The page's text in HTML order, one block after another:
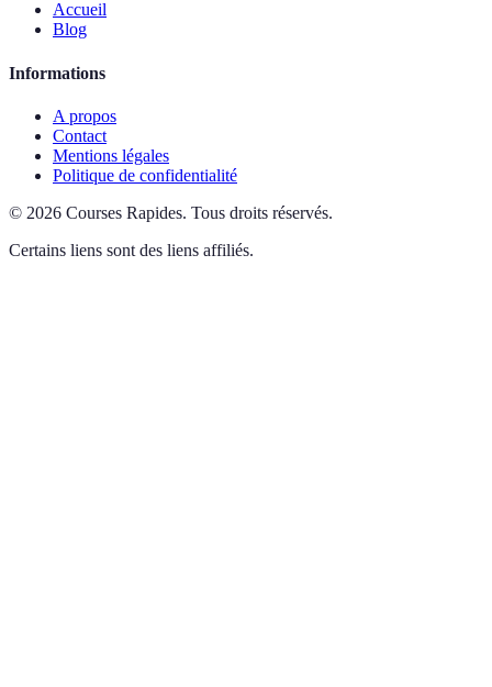
Accueil
Blog
Informations
A propos
Contact
Mentions légales
Politique de confidentialité
© 2026 Courses Rapides. Tous droits réservés.
Certains liens sont des liens affiliés.